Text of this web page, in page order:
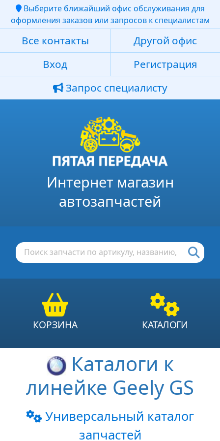
Выберите ближайший офис обслуживания для
оформления заказов или запросов к специалистам
Все контакты
Другой офис
Вход
Регистрация
Запрос специалисту
Интернет магазин
автозапчастей
КОРЗИНА КАТАЛОГИ
Каталоги к
линейке Geely GS
Универсальный каталог
запчастей